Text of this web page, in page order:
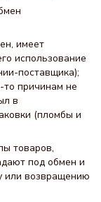
имеет
использование
поставщика);
причинам не
в
(пломбы и
товаров,
под обмен и
или возвращению